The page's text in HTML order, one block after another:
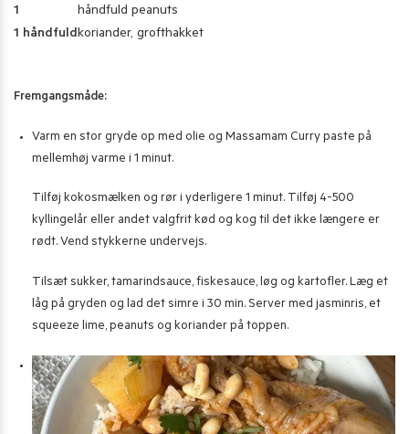
1
håndfuld peanuts
1 håndfuldkoriander, grofthakket
Fremgangsmåde:
Varm en stor gryde op med olie og Massamam Curry paste på
mellemhøj varme i 1 minut.
Tilføj kokosmælken og rør i yderligere 1 minut. Tilføj 4-500
kyllingelår eller andet valgfrit kød og kog til det ikke længere er
rødt. Vend stykkerne undervejs.
Tilsæt sukker, tamarindsauce, fiskesauce, løg og kartofler. Læg et
låg på gryden og lad det simre i 30 min. Server med jasminris, et
squeeze lime, peanuts og koriander på toppen.